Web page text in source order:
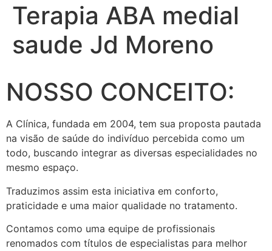
Terapia ABA medial
saude Jd Moreno
NOSSO CONCEITO:
A Clínica, fundada em 2004, tem sua proposta pautada
na visão de saúde do indivíduo percebida como um
todo, buscando integrar as diversas especialidades no
mesmo espaço.
Traduzimos assim esta iniciativa em conforto,
praticidade e uma maior qualidade no tratamento.
Contamos como uma equipe de profissionais
renomados com títulos de especialistas para melhor